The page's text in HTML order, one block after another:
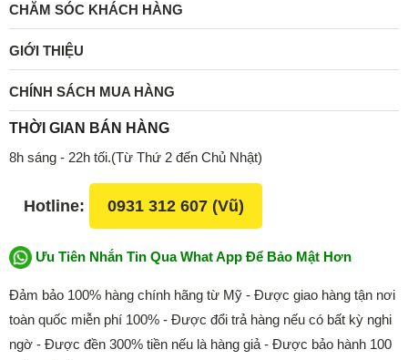
CHĂM SÓC KHÁCH HÀNG
GIỚI THIỆU
CHÍNH SÁCH MUA HÀNG
THỜI GIAN BÁN HÀNG
8h sáng - 22h tối.(Từ Thứ 2 đến Chủ Nhật)
Hotline: 0931 312 607 (Vũ)
Ưu Tiên Nhắn Tin Qua What App Để Bảo Mật Hơn
Đảm bảo 100% hàng chính hãng từ Mỹ - Được giao hàng tận nơi
toàn quốc miễn phí 100% - Được đổi trả hàng nếu có bất kỳ nghi
ngờ - Được đền 300% tiền nếu là hàng giả - Được bảo hành 100